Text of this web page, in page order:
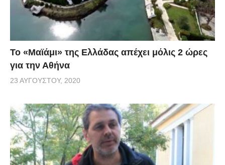
Το «Μαϊάμι» της Ελλάδας απέχει μόλις 2 ώρες
για την Αθήνα
23 ΑΥΓΟΎΣΤΟΥ, 2020